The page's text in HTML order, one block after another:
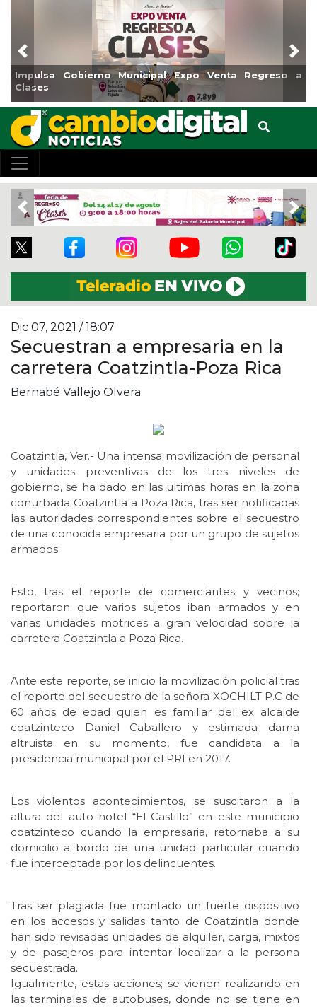
Impulsa Gobierno Municipal Expo Venta Regreso a
Clases
Previous
Previous
Dic 07, 2021 / 18:07
Secuestran a empresaria en la
carretera Coatzintla-Poza Rica
Bernabé Vallejo Olvera
Coatzintla, Ver.- Una intensa movilización de personal
y unidades preventivas de los tres niveles de
gobierno, se ha dado en las ultimas horas en la zona
conurbada Coatzintla a Poza Rica, tras ser notificadas
las autoridades correspondientes sobre el secuestro
de una conocida empresaria por un grupo de sujetos
armados.
Esto, tras el reporte de comerciantes y vecinos;
reportaron que varios sujetos iban armados y en
varias unidades motrices a gran velocidad sobre la
carretera Coatzintla a Poza Rica.
Ante este reporte, se inicio la movilización policial tras
el reporte del secuestro de la señora XOCHILT P.C de
60 años de edad quien es familiar del ex alcalde
coatzinteco Daniel Caballero y estimada dama
altruista en su momento, fue candidata a la
presidencia municipal por el PRI en 2017.
Los violentos acontecimientos, se suscitaron a la
altura del auto hotel “El Castillo” en este municipio
coatzinteco cuando la empresaria, retornaba a su
domicilio a bordo de una unidad particular cuando
fue interceptada por los delincuentes.
Tras ser plagiada fue montado un fuerte dispositivo
en los accesos y salidas tanto de Coatzintla donde
han sido revisadas unidades de alquiler, carga, mixtos
y de pasajeros para intentar localizar a la persona
secuestrada.
Igualmente, estas acciones; se vienen realizando en
las terminales de autobuses, donde no se tiene en